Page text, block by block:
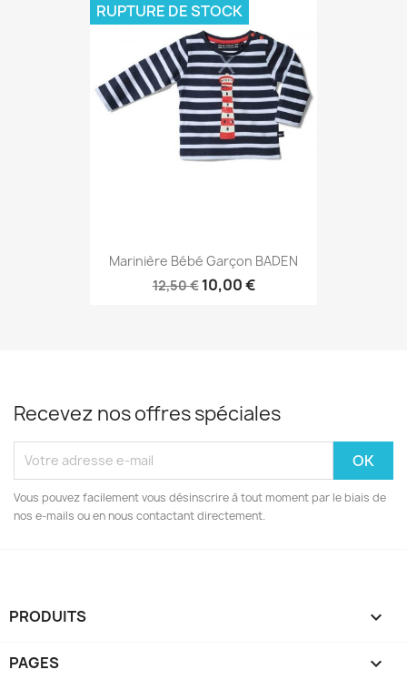
Marinière Bébé Garçon BADEN
12,50 € 10,00 €
RUPTURE DE STOCK
Recevez nos offres spéciales
Vous pouvez facilement vous désinscrire à tout moment par le biais de
nos e-mails ou en nous contactant directement.
PRODUITS 
PAGES 